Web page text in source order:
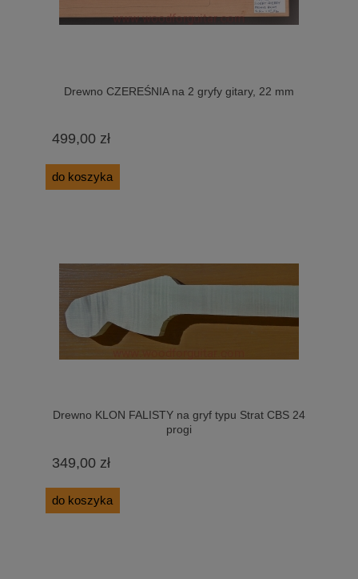
Drewno CZEREŚNIA na 2 gryfy gitary, 22 mm
499,00 zł
do koszyka
Drewno KLON FALISTY na gryf typu Strat CBS 24
progi
349,00 zł
do koszyka